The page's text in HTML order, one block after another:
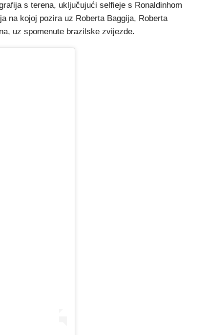
s terena, uključujući selfieje s Ronaldinhom
na kojoj pozira uz Roberta Baggija, Roberta
uz spomenute brazilske zvijezde.